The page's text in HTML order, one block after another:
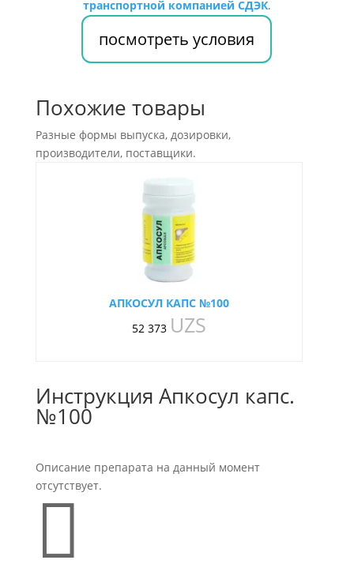
транспортной компанией СДЭК.
посмотреть условия
Похожие товары
Разные формы выпуска, дозировки,
производители, поставщики.
АПКОСУЛ КАПС №100
52 373 UZS
Инструкция Апкосул капс.
№100
Описание препарата на данный момент
отсутствует.
